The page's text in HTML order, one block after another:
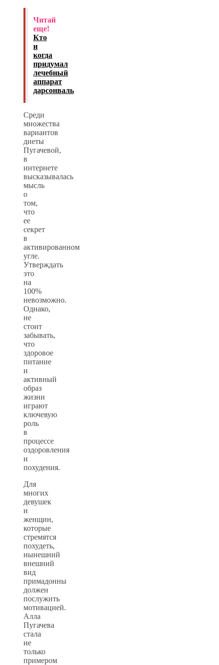
Читай
еще!
Кто
и
когда
придумал
лечебный
аппарат
дарсонваль
Среди
множества
вариантов
диеты
Пугачевой,
в
интернете
высказывалась
мысль
о
том,
что
ее
секрет
в
активированном
угле.
Утверждать
это
на
100%
невозможно.
Однако,
не
стоит
забывать,
что
здоровое
питание
и
активный
образ
жизни
играют
ключевую
роль
в
процессе
оздоровления
и
похудения.
Для
многих
девушек
и
женщин,
которые
стремятся
похудеть,
нынешний
внешний
вид
примадонны
должен
послужить
мотивацией.
Алла
Пугачева
стала
не
только
примером